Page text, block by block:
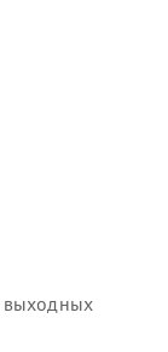
выходных